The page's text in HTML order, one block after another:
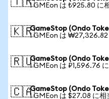
1 GMEon は ₺925.80 に
🇰🇷GameStop (Ondo
1 GMEon は ₩27,326.82
🇷🇺GameStop (Ondo
1 GMEon は ₽1,596.76
🇨🇦GameStop (Ondo
1 GMEon は $27.08 に相